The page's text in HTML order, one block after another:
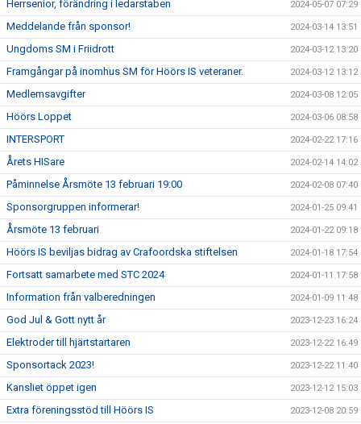
Herrsenior, förändring i ledarstaben 2024-05-07 07:29
Meddelande från sponsor! 2024-03-14 13:51
Ungdoms SM i Friidrott 2024-03-12 13:20
Framgångar på inomhus SM för Höörs IS veteraner. 2024-03-12 13:12
Medlemsavgifter 2024-03-08 12:05
Höörs Loppet 2024-03-06 08:58
INTERSPORT 2024-02-22 17:16
Årets HISare 2024-02-14 14:02
Påminnelse Årsmöte 13 februari 19:00 2024-02-08 07:40
Sponsorgruppen informerar! 2024-01-25 09:41
Årsmöte 13 februari 2024-01-22 09:18
Höörs IS beviljas bidrag av Crafoordska stiftelsen 2024-01-18 17:54
Fortsatt samarbete med STC 2024 2024-01-11 17:58
Information från valberedningen 2024-01-09 11:48
God Jul & Gott nytt år 2023-12-23 16:24
Elektroder till hjärtstartaren 2023-12-22 16:49
Sponsortack 2023! 2023-12-22 11:40
Kansliet öppet igen 2023-12-12 15:03
Extra föreningsstöd till Höörs IS 2023-12-08 20:59